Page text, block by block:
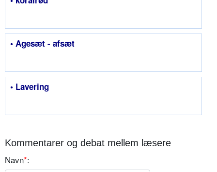
• Agesæt - afsæt
• Lavering
Kommentarer og debat mellem læsere
Navn*: